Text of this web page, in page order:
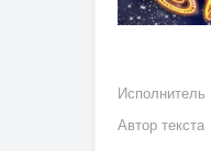
Исполнитель
Автор текста